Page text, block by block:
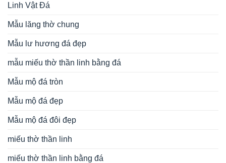
Linh Vật Đá
Mẫu lăng thờ chung
Mẫu lư hương đá đẹp
mẫu miếu thờ thần linh bằng đá
Mẫu mộ đá tròn
Mẫu mộ đá đẹp
Mẫu mộ đá đôi đẹp
miếu thờ thần linh
miếu thờ thần linh bằng đá